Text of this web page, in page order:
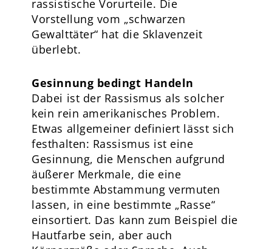
rassistische Vorurteile. Die
Vorstellung vom „schwarzen
Gewalttäter“ hat die Sklavenzeit
überlebt.
Gesinnung bedingt Handeln
Dabei ist der Rassismus als solcher
kein rein amerikanisches Problem.
Etwas allgemeiner definiert lässt sich
festhalten: Rassismus ist eine
Gesinnung, die Menschen aufgrund
äußerer Merkmale, die eine
bestimmte Abstammung vermuten
lassen, in eine bestimmte „Rasse“
einsortiert. Das kann zum Beispiel die
Hautfarbe sein, aber auch